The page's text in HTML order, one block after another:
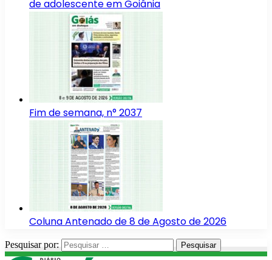
de adolescente em Goiânia
Fim de semana, n° 2037
Coluna Antenado de 8 de Agosto de 2026
Pesquisar por: